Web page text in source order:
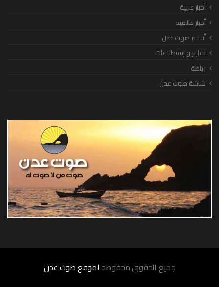
أخبار عربية
أخبار عالمية
أقلام صوت عدن
تقارير و إستطلاعات
رياضة
شاشة صوت عدن
جميع الحقوق محفوظة لموقع صوت عدن